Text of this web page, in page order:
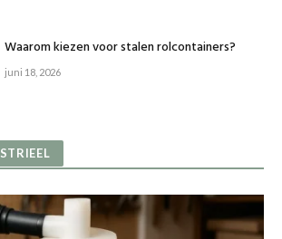
Waarom kiezen voor stalen rolcontainers?
juni 18, 2026